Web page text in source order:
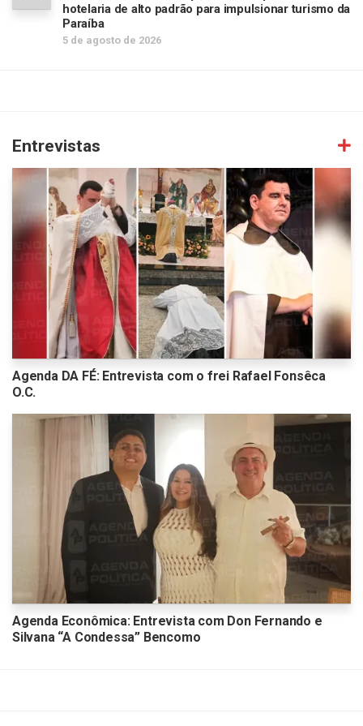
hotelaria de alto padrão para impulsionar turismo da
Paraíba
5 de agosto de 2026
Entrevistas
Agenda DA FÉ: Entrevista com o frei Rafael Fonsêca
O.C.
Agenda Econômica: Entrevista com Don Fernando e
Silvana “A Condessa” Bencomo